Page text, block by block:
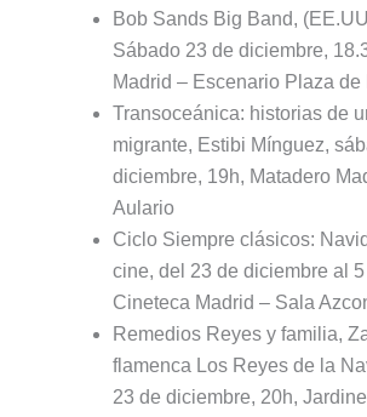
Bob Sands Big Band,
Sábado 23 de diciembre,
Madrid – Escenario Plaza de
Transoceánica: historias de
migrante, Estibi Mínguez,
diciembre, 19h, Matadero
Aulario
Ciclo Siempre clásicos:
cine, del 23 de diciembre al
Cineteca Madrid – Sala
Remedios Reyes y familia,
flamenca Los Reyes de la
23 de diciembre, 20h,